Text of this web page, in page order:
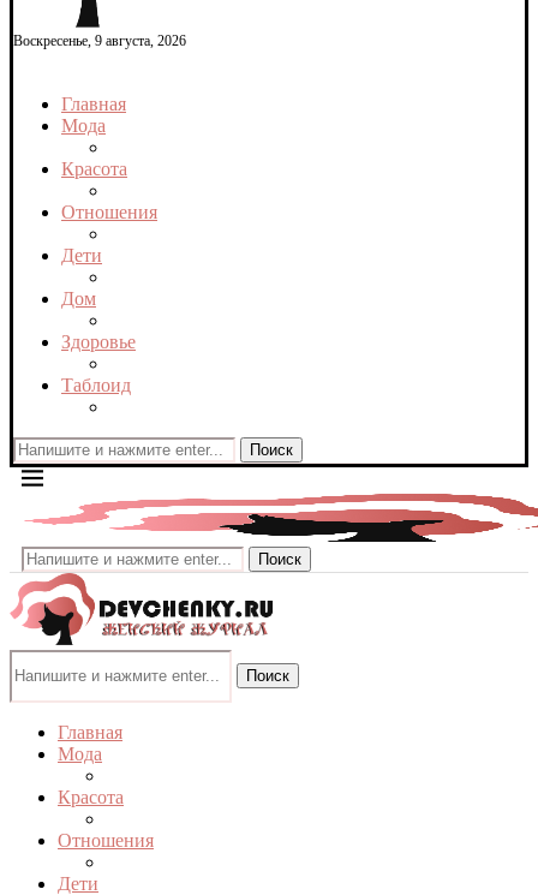
Воскресенье, 9 августа, 2026
Главная
Мода
Красота
Отношения
Дети
Дом
Здоровье
Таблоид
Поиск
Поиск
Поиск
Главная
Мода
Красота
Отношения
Дети